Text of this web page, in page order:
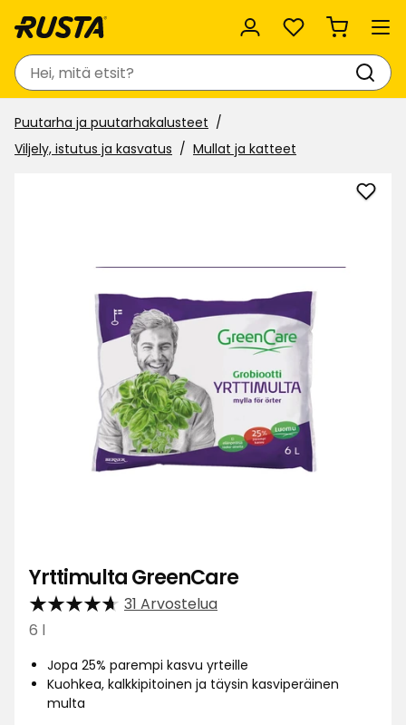
Suosikit
Haku
Puutarha ja puutarhakalusteet
Viljely, istutus ja kasvatus
Mullat ja katteet
Lisää
Yrttimulta GreenCare
31 Arvostelua
6 l
Jopa 25% parempi kasvu yrteille
Kuohkea, kalkkipitoinen ja täysin kasviperäinen
multa